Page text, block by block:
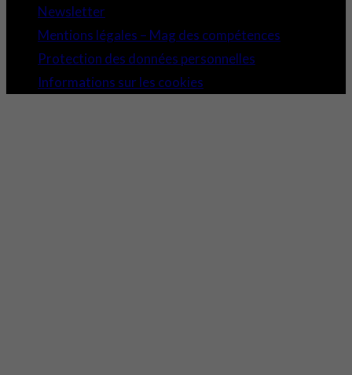
Newsletter
Mentions légales – Mag des compétences
Protection des données personnelles
Informations sur les cookies